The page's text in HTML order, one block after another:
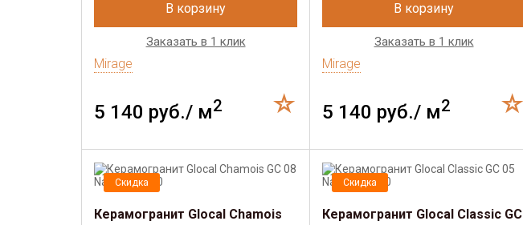
В корзину
Заказать в 1 клик
Mirage
5 140 руб./ м2
В корзину
Заказать в 1 клик
Mirage
5 140 руб./ м2
Скидка
Керамогранит Glocal Chamois
Скидка
Керамогранит Glocal Classic GC